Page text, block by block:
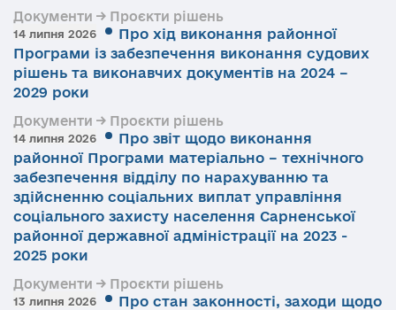
Документи → Проєкти рішень
14 липня 2026
Про хід виконання районної
Програми із забезпечення виконання судових
рішень та виконавчих документів на 2024 –
2029 роки
Документи → Проєкти рішень
14 липня 2026
Про звіт щодо виконання
районної Програми матеріально – технічного
забезпечення відділу по нарахуванню та
здійсненню соціальних виплат управління
соціального захисту населення Сарненської
районної державної адміністрації на 2023 -
2025 роки
Документи → Проєкти рішень
13 липня 2026
Про стан законності, заходи щодо